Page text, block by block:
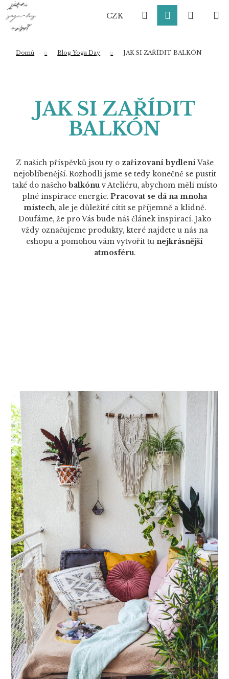
Přejít
obsah
CZK HledatPřihlášení
Domů Blog Yoga Day JAK SI ZAŘÍDIT BALKÓN
JAK SI ZAŘÍDIT
BALKÓN
Z našich příspěvků jsou ty o zařizovaní bydleníVaše
nejoblíbenější. Rozhodli jsme se tedy konečně se pustit
také do našeho balkónuv Ateliéru, abychom měli místo
plné inspirace energie. Pracovat se dá na mnoha
místech, ale je důležité cítit se příjemně a klidně.
Doufáme, že pro Vás bude náš článek inspirací. Jako
vždy označujeme produkty, které najdete u nás na
eshopu a pomohou vám vytvořit tu nejkrásnější
atmosféru.
K
o
Zpět
Zpět
HLEDAT
Doporučujeme